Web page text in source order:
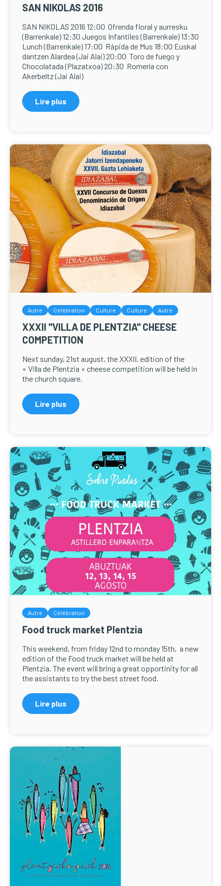
SAN NIKOLAS 2016
SAN NIKOLAS 2016 12:00 Ofrenda floral y aurresku
(Barrenkale) 12:30 Juegos Infantiles (Barrenkale) 13:30
Lunch (Barrenkale) 17:00 Rápida de Mus 18:00 Euskal
dantzen Alardea (Jai Alai) 20:00 Toro de fuego y
Chocolatada (Plazatxoa) 20:30 Romería con
Akerbeltz (Jai Alai)
Lire plus
Autre Célébration Culture Culture Autre
XXXII "VILLA DE PLENTZIA" CHEESE
COMPETITION
Next sunday, 21st august, the XXXII. edition of the
« Villa de Plentzia » cheese competition will be held in
the church square.
Lire plus
Autre Célébration
Food truck market Plentzia
This weekend, from friday 12nd to monday 15th, a new
edition of the Food truck market will be held at
Plentzia. The event will bring a great opportinity for all
the assistants to try the best street food.
Lire plus